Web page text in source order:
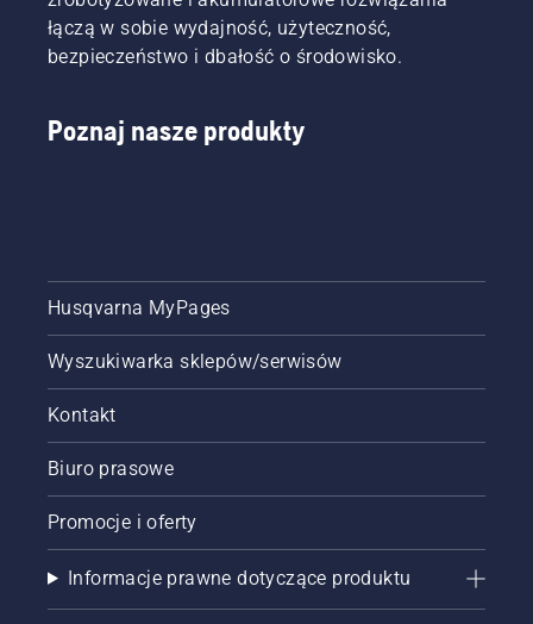
nowej
glebogryzarki.
łączą w sobie wydajność, użyteczność,
bezpieczeństwo i dbałość o środowisko.
Poznaj nasze produkty
Husqvarna MyPages
Wyszukiwarka sklepów/serwisów
Kontakt
Biuro prasowe
Promocje i oferty
Informacje prawne dotyczące produktu